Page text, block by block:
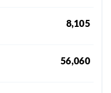
8,105
56,060